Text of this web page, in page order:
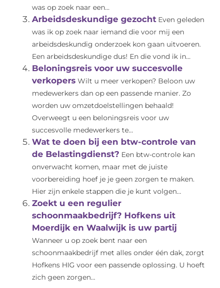
was op zoek naar een...
Arbeidsdeskundige gezocht Even geleden
was ik op zoek naar iemand die voor mij een
arbeidsdeskundig onderzoek kon gaan uitvoeren.
Een arbeidsdeskundige dus! En die vond ik in...
Beloningsreis voor uw succesvolle
verkopers Wilt u meer verkopen? Beloon uw
medewerkers dan op een passende manier. Zo
worden uw omzetdoelstellingen behaald!
Overweegt u een beloningsreis voor uw
succesvolle medewerkers te...
Wat te doen bij een btw-controle van
de Belastingdienst? Een btw-controle kan
onverwacht komen, maar met de juiste
voorbereiding hoef je je geen zorgen te maken.
Hier zijn enkele stappen die je kunt volgen...
Zoekt u een regulier
schoonmaakbedrijf? Hofkens uit
Moerdijk en Waalwijk is uw partij
Wanneer u op zoek bent naar een
schoonmaakbedrijf met alles onder één dak, zorgt
Hofkens HIG voor een passende oplossing. U hoeft
zich geen zorgen...